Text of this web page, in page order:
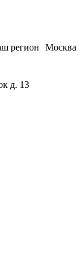
Москва
регион
д. 13